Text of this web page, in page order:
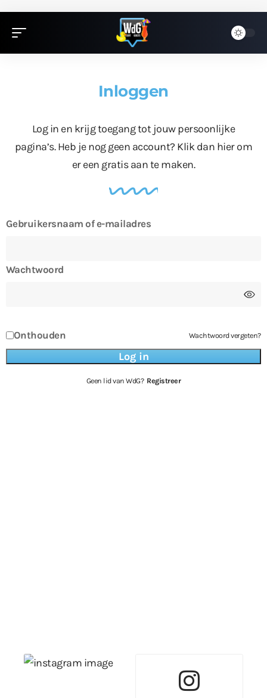
Inloggen
Log in en krijg toegang tot jouw persoonlijke
pagina’s. Heb je nog geen account? Klik dan hierom
er een gratis aan te maken.
Gebruikersnaam of e-mailadres
Wachtwoord
Onthouden Wachtwoord vergeten?
Geen lid van WdG? Registreer